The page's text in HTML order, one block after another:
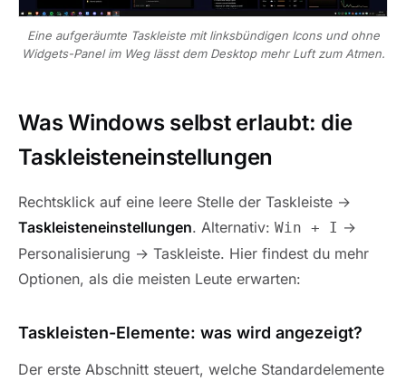
Eine aufgeräumte Taskleiste mit linksbündigen Icons und ohne
Widgets-Panel im Weg lässt dem Desktop mehr Luft zum Atmen.
Was Windows selbst erlaubt: die
Taskleisteneinstellungen
Rechtsklick auf eine leere Stelle der Taskleiste →
Taskleisteneinstellungen. Alternativ: Win + I →
Personalisierung → Taskleiste. Hier findest du mehr
Optionen, als die meisten Leute erwarten:
Taskleisten-Elemente: was wird angezeigt?
Der erste Abschnitt steuert, welche Standardelemente